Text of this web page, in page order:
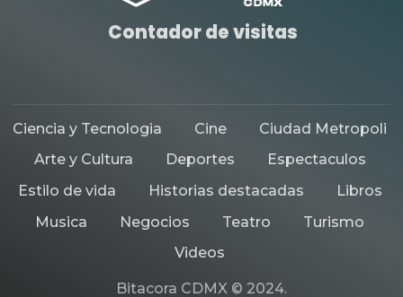
CLAUDIO NAREA, CANTANTE DE
LOS PRISIONEROS PRESENTA
“ÚNETE AL BAILE TOUR” EN LA
MARAKA EN LA CDMX